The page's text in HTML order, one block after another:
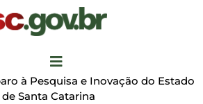
à Pesquisa e Inovação do Estado
de Santa Catarina